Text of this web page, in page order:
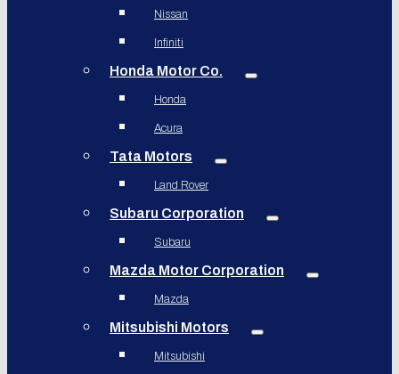
Nissan
Infiniti
Honda Motor Co.
Honda
Acura
Tata Motors
Land Rover
Subaru Corporation
Subaru
Mazda Motor Corporation
Mazda
Mitsubishi Motors
Mitsubishi